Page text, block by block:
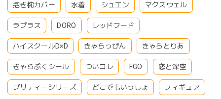
抱き枕カバー 水着 シュエン マクスウェル
ラプラス DORO レッドフード
ハイスクールD×D きゃらっぴん きゃらとりあ
きゃらぷくシール ついコレ FGO 恋と深空
プリティーシリーズ どこでもいっしょ フィギュア